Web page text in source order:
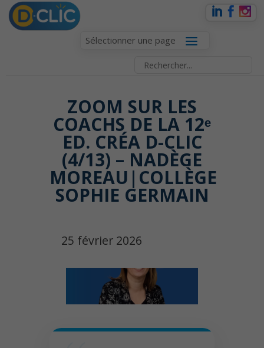
Sélectionner une page
ZOOM SUR LES
COACHS DE LA 12ᵉ
ED. CRÉA D-CLIC
(4/13) – NADÈGE
MOREAU|COLLÈGE
SOPHIE GERMAIN
25 février 2026